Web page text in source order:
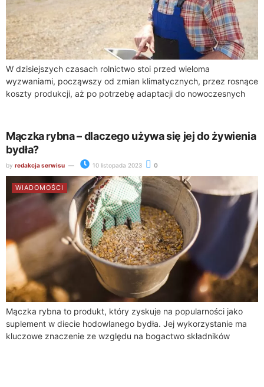
W dzisiejszych czasach rolnictwo stoi przed wieloma
wyzwaniami, począwszy od zmian klimatycznych, przez rosnące
koszty produkcji, aż po potrzebę adaptacji do nowoczesnych
Mączka rybna – dlaczego używa się jej do żywienia
bydła?
by redakcja serwisu 10 listopada 2023 0
WIADOMOŚCI
Mączka rybna to produkt, który zyskuje na popularności jako
suplement w diecie hodowlanego bydła. Jej wykorzystanie ma
kluczowe znaczenie ze względu na bogactwo składników